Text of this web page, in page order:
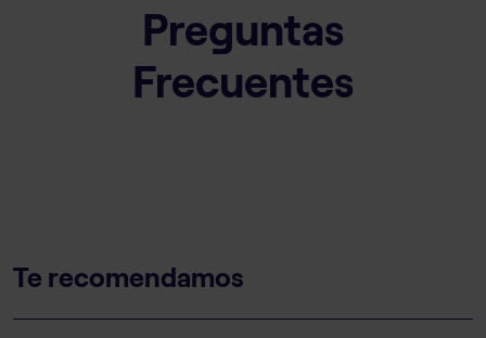
Preguntas
Frecuentes
Te recomendamos